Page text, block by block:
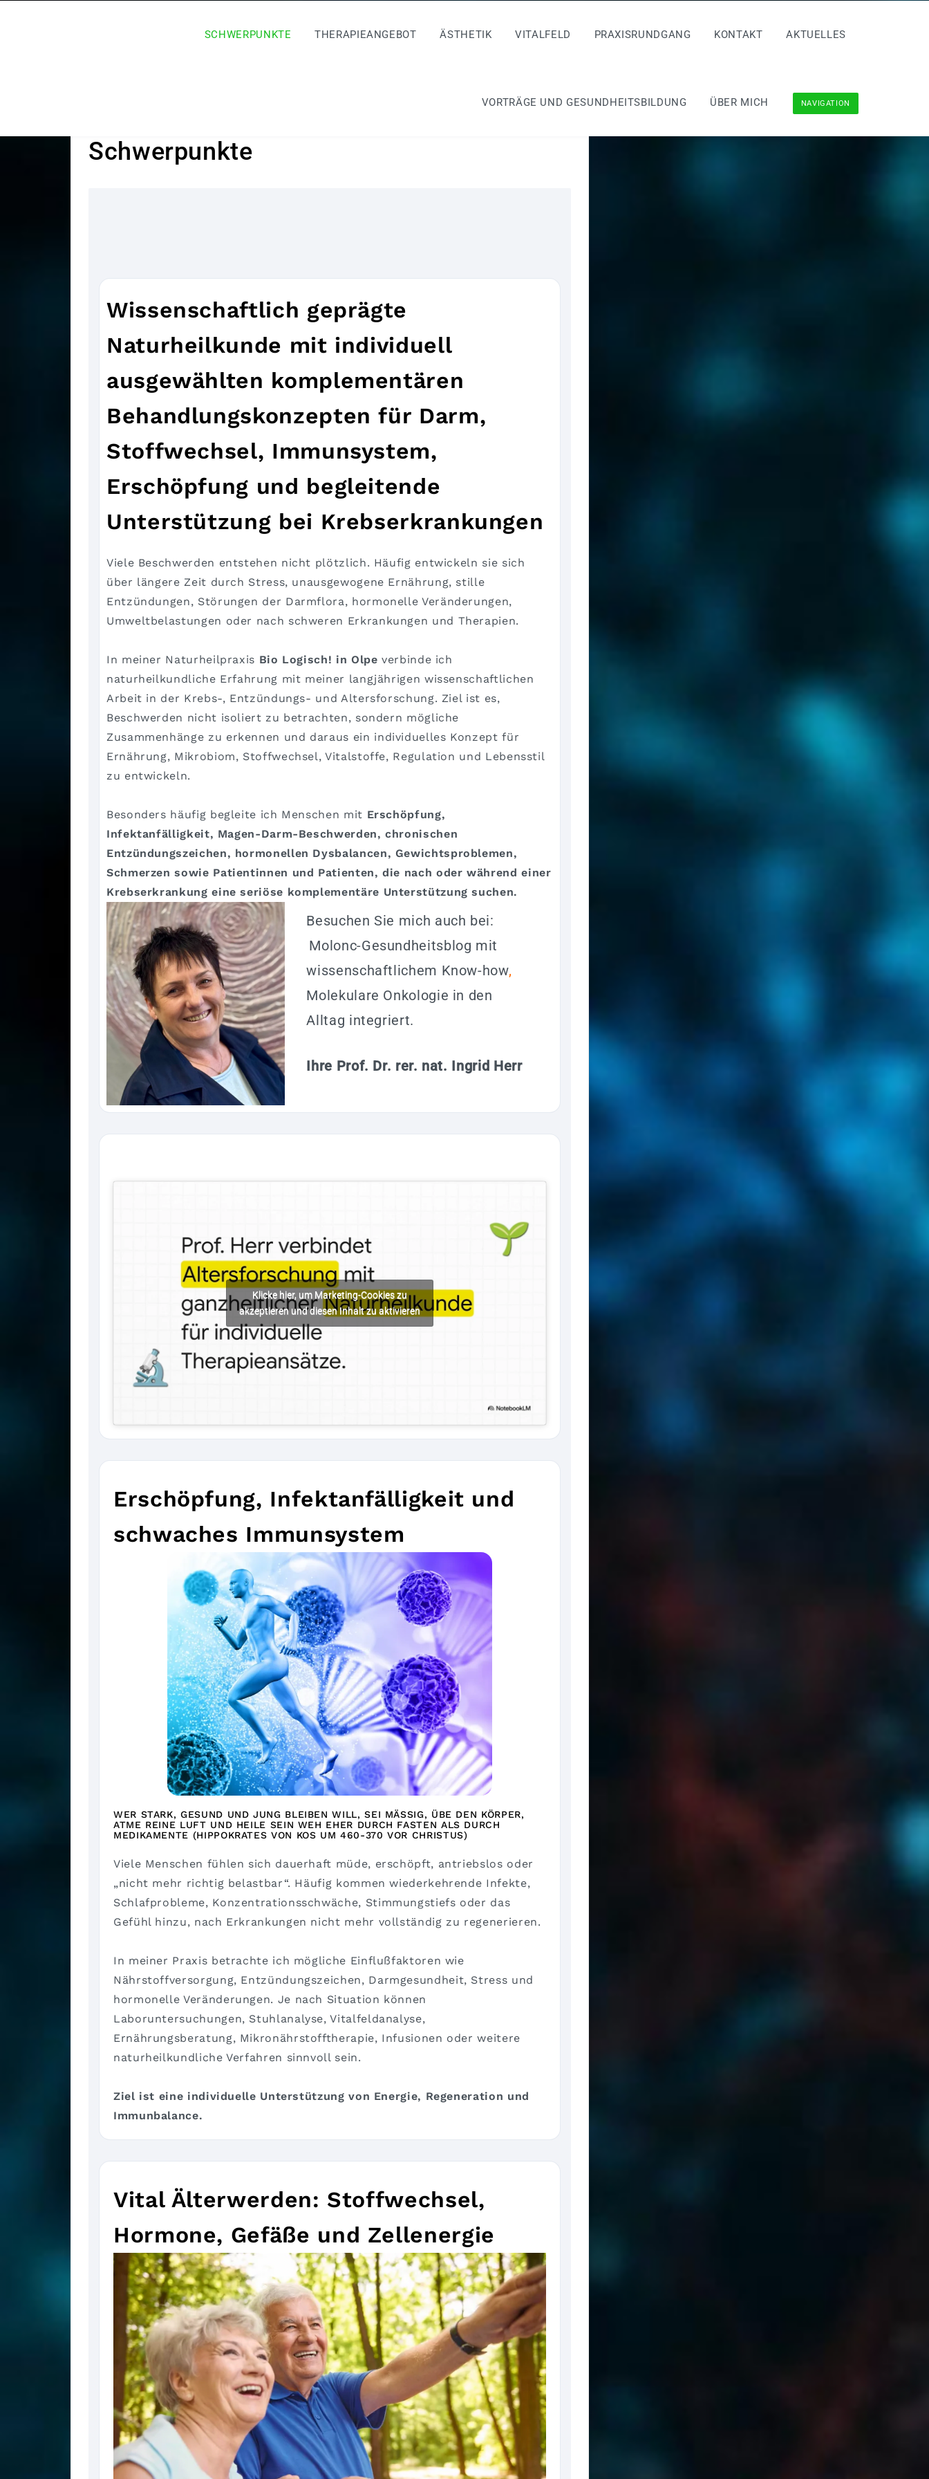
SCHWERPUNKTE THERAPIEANGEBOT ÄSTHETIK VITALFELD PRAXISRUNDGANG KONTAKT AKTUELLES
VORTRÄGE UND GESUNDHEITSBILDUNG ÜBER MICH NAVIGATION
Schwerpunkte
Wissenschaftlich geprägte
Naturheilkunde mit individuell
ausgewählten komplementären
Behandlungskonzepten für Darm,
Stoffwechsel, Immunsystem,
Erschöpfung und begleitende
Unterstützung bei Krebserkrankungen
Viele Beschwerden entstehen nicht plötzlich. Häufig entwickeln sie sich
über längere Zeit durch Stress, unausgewogene Ernährung, stille
Entzündungen, Störungen der Darmflora, hormonelle Veränderungen,
Umweltbelastungen oder nach schweren Erkrankungen und Therapien.
In meiner Naturheilpraxis Bio Logisch! in Olpe verbinde ich
naturheilkundliche Erfahrung mit meiner langjährigen wissenschaftlichen
Arbeit in der Krebs-, Entzündungs- und Altersforschung. Ziel ist es,
Beschwerden nicht isoliert zu betrachten, sondern mögliche
Zusammenhänge zu erkennen und daraus ein individuelles Konzept für
Ernährung, Mikrobiom, Stoffwechsel, Vitalstoffe, Regulation und Lebensstil
zu entwickeln.
Besonders häufig begleite ich Menschen mit Erschöpfung,
Infektanfälligkeit, Magen-Darm-Beschwerden, chronischen
Entzündungszeichen, hormonellen Dysbalancen, Gewichtsproblemen,
Schmerzen sowie Patientinnen und Patienten, die nach oder während einer
Krebserkrankung eine seriöse komplementäre Unterstützung suchen.
Besuchen Sie mich auch bei:
Molonc-Gesundheitsblog mit
wissenschaftlichem Know-how,
Molekulare Onkologie in den
Alltag integriert.
Ihre Prof. Dr. rer. nat. Ingrid Herr
Klicke hier, um Marketing-Cookies zu
akzeptieren und diesen Inhalt zu aktivieren
Erschöpfung, Infektanfälligkeit und
schwaches Immunsystem
WER STARK, GESUND UND JUNG BLEIBEN WILL, SEI MÄSSIG, ÜBE DEN KÖRPER, A
TME REINE LUFT UND HEILE SEIN WEH EHER DURCH FASTEN ALS DURCH M
EDIKAMENTE (HIPPOKRATES VON KOS UM 460-370 VOR CHRISTUS)
Viele Menschen fühlen sich dauerhaft müde, erschöpft, antriebslos oder
„nicht mehr richtig belastbar“. Häufig kommen wiederkehrende Infekte,
Schlafprobleme, Konzentrationsschwäche, Stimmungstiefs oder das
Gefühl hinzu, nach Erkrankungen nicht mehr vollständig zu regenerieren.
In meiner Praxis betrachte ich mögliche Einflußfaktoren wie
Nährstoffversorgung, Entzündungszeichen, Darmgesundheit, Stress und
hormonelle Veränderungen. Je nach Situation können
Laboruntersuchungen, Stuhlanalyse, Vitalfeldanalyse,
Ernährungsberatung, Mikronährstofftherapie, Infusionen oder weitere
naturheilkundliche Verfahren sinnvoll sein.
Ziel ist eine individuelle Unterstützung von Energie, Regeneration und
Immunbalance.
Vital Älterwerden: Stoffwechsel,
Hormone, Gefäße und Zellenergie